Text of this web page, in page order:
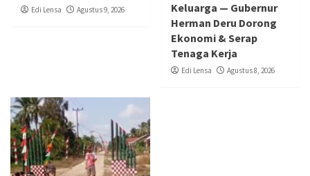
Edi Lensa Agustus 9, 2026
Keluarga — Gubernur
Herman Deru Dorong
Ekonomi & Serap
Tenaga Kerja
Edi Lensa Agustus 8, 2026